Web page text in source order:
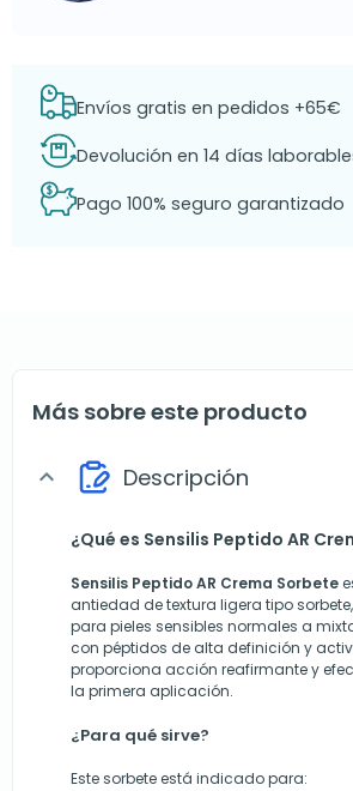
Envíos gratis en pedidos +65€
Devolución en 14 días
Pago 100% seguro garantizado
Más sobre este producto
expand_more Descripción
¿Qué es Sensilis Peptido AR
Sensilis Peptido AR Crema Sorbete
antiedad de textura ligera tipo
para pieles sensibles normales a
con péptidos de alta definición y
proporciona acción reafirmante y
la primera aplicación.
¿Para qué sirve?
Este sorbete está indicado para: